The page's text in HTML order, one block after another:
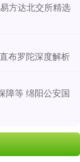
方达北交所精选
布罗陀深度解析
障等 绵阳公安国